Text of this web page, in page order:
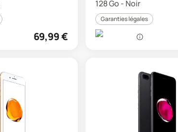
69,99€
128 Go - Noir
Garanties légales